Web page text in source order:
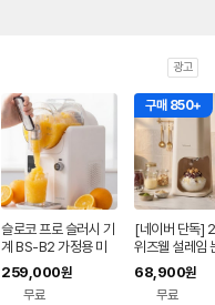
광고
슬로코 프로 슬러시 기
계 BS-B2 가정용 미
니 슬러시 메이커 아이
스크림 쉐이크 머신
259,000원
무료
구매 850+
[네이버 단독]
위즈웰 설레임
수기 팥빙수 기
기 제빙기 우유
68,900원
무료